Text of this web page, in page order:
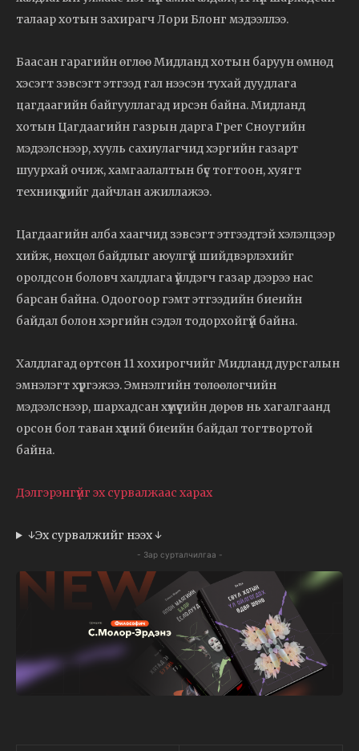
талаар хотын захирагч Лори Блонг мэдээллээ.
Баасан гарагийн өглөө Мидланд хотын баруун өмнөд
хэсэгт зэвсэгт этгээд гал нээсэн тухай дуудлага
цагдаагийн байгууллагад ирсэн байна. Мидланд
хотын Цагдаагийн газрын дарга Грег Сноугийн
мэдээлснээр, хууль сахиулагчид хэргийн газарт
шуурхай очиж, хамгаалалтын бүс тогтоон, хуягт
техникүүдийг дайчлан ажиллажээ.
Цагдаагийн алба хаагчид зэвсэгт этгээдтэй хэлэлцээр
хийж, нөхцөл байдлыг аюулгүй шийдвэрлэхийг
оролдсон боловч халдлага үйлдэгч газар дээрээ нас
барсан байна. Одоогоор гэмт этгээдийн биеийн
байдал болон хэргийн сэдэл тодорхойгүй байна.
Халдлагад өртсөн 11 хохирогчийг Мидланд дурсгалын
эмнэлэгт хүргэжээ. Эмнэлгийн төлөөлөгчийн
мэдээлснээр, шархадсан хүмүүсийн дөрөв нь хагалгаанд
орсон бол таван хүний биеийн байдал тогтвортой
байна.
Дэлгэрэнгүйг эх сурвалжаас харах
↓Эх сурвалжийг нээх ↓
- Зар сурталчилгаа -